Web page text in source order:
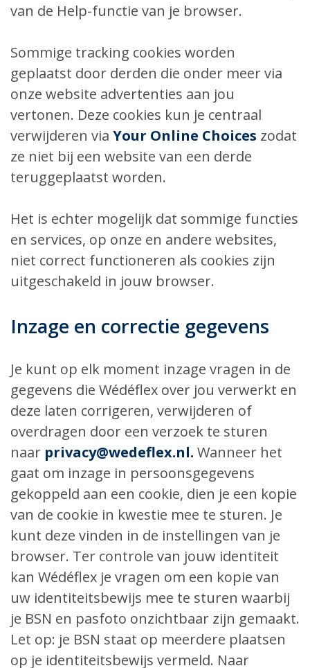
van de Help-functie van je browser.
Sommige tracking cookies worden
geplaatst door derden die onder meer via
onze website advertenties aan jou
vertonen. Deze cookies kun je centraal
verwijderen via Your Online Choices zodat
ze niet bij een website van een derde
teruggeplaatst worden.
Het is echter mogelijk dat sommige functies
en services, op onze en andere websites,
niet correct functioneren als cookies zijn
uitgeschakeld in jouw browser.
Inzage en correctie gegevens
Je kunt op elk moment inzage vragen in de
gegevens die Wédéflex over jou verwerkt en
deze laten corrigeren, verwijderen of
overdragen door een verzoek te sturen
naar privacy@wedeflex.nl. Wanneer het
gaat om inzage in persoonsgegevens
gekoppeld aan een cookie, dien je een kopie
van de cookie in kwestie mee te sturen. Je
kunt deze vinden in de instellingen van je
browser. Ter controle van jouw identiteit
kan Wédéflex je vragen om een kopie van
uw identiteitsbewijs mee te sturen waarbij
je BSN en pasfoto onzichtbaar zijn gemaakt.
Let op: je BSN staat op meerdere plaatsen
op je identiteitsbewijs vermeld. Naar